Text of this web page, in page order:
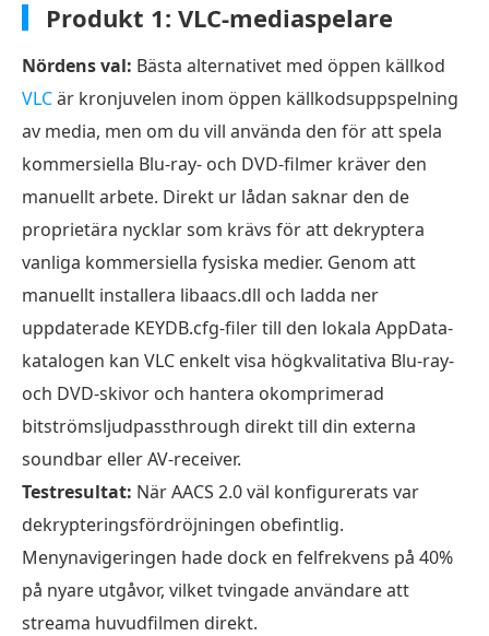
Produkt 1: VLC-mediaspelare
Nördens val: Bästa alternativet med öppen källkod
VLCär kronjuvelen inom öppen källkodsuppspelning
av media, men om du vill använda den för att spela
kommersiella Blu-ray- och DVD-filmer kräver den
manuellt arbete. Direkt ur lådan saknar den de
proprietära nycklar som krävs för att dekryptera
vanliga kommersiella fysiska medier. Genom att
manuellt installera libaacs.dll och ladda ner
uppdaterade KEYDB.cfg-filer till den lokala AppData-
katalogen kan VLC enkelt visa högkvalitativa Blu-ray-
och DVD-skivor och hantera okomprimerad
bitströmsljudpassthrough direkt till din externa
soundbar eller AV-receiver.
Testresultat: När AACS 2.0 väl konfigurerats var
dekrypteringsfördröjningen obefintlig.
Menynavigeringen hade dock en felfrekvens på 40%
på nyare utgåvor, vilket tvingade användare att
streama huvudfilmen direkt.